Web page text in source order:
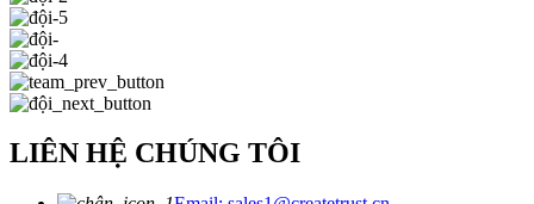
LIÊN HỆ CHÚNG TÔI